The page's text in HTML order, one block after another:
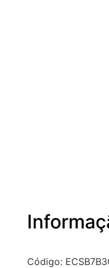
Código: